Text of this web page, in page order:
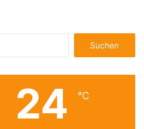
nach:
24 ℃